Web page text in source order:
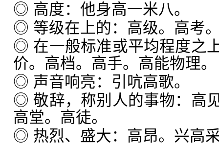
◎ 高度：他身高一米八。
◎ 等级在上的：高级。高考
◎ 在一般标准或平均程度之
价。高档。高手。高能物理。
◎ 声音响亮：引吭高歌。
◎ 敬辞，称别人的事物：高
高堂。高徒。
◎ 热烈、盛大：高昂。兴高